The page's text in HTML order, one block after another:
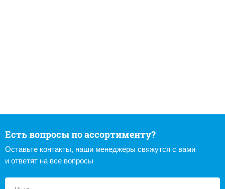
Есть вопросы по ассортименту?
Оставьте контакты, наши менеджеры свяжутся с вами
и ответят на все вопросы